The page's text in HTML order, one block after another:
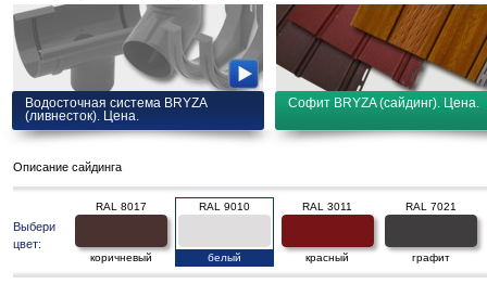
Водосточная система BRYZA
(ливнесток). Цена.
Софит BRYZA (сайдинг). Цена.
Описание сайдинга
Выбери
цвет:
RAL 8017
коричневый
RAL 9010
белый
RAL 3011
красный
RAL 7021
графит